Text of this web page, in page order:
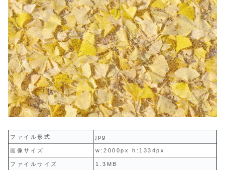
ファイル形式 jpg
画像サイズ w:2000px h:1334px
ファイルサイズ 1.3MB